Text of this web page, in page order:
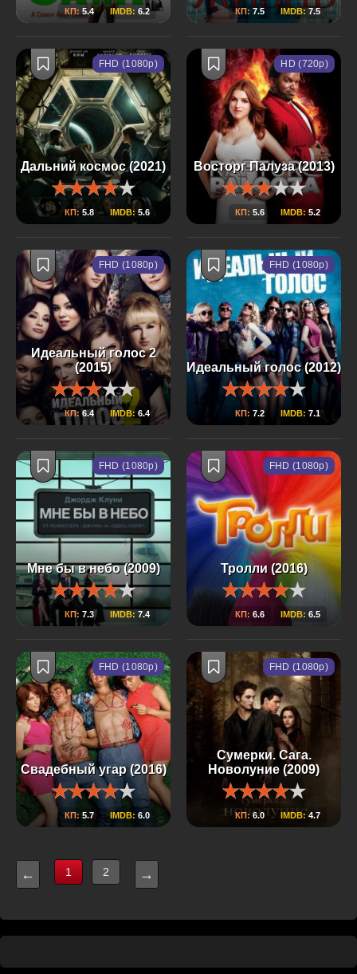
КП: 5.4 IMDB: 6.2 КП: 7.5 IMDB:7.5
Дальний космос (2021)
КП:5.8 IMDB: 5.6
FHD (1080p)
Восторг Палуза (2013)
КП: 5.6 IMDB: 5.2
HD (720p)
Идеальный голос 2
(2015)
КП:6.4 IMDB: 6.4
FHD (1080p)
Идеальный голос (2012)
КП: 7.2 IMDB: 7.1
FHD (1080p)
Мне бы в небо (2009)
КП: 7.3 IMDB: 7.4
FHD (1080p)
Тролли (2016)
КП: 6.6 IMDB: 6.5
FHD (1080p)
Свадебный угар (2016)
КП: 5.7 IMDB: 6.0
FHD (1080p)
Сумерки. Сага.
Новолуние (2009)
КП:6.0 IMDB: 4.7
FHD (1080p)
← 1 2 →